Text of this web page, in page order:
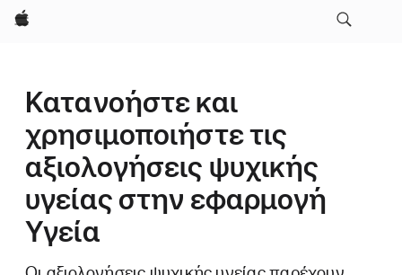
Apple
Κατανοήστε και
χρησιμοποιήστε τις
αξιολογήσεις ψυχικής
υγείας στην εφαρμογή
Υγεία